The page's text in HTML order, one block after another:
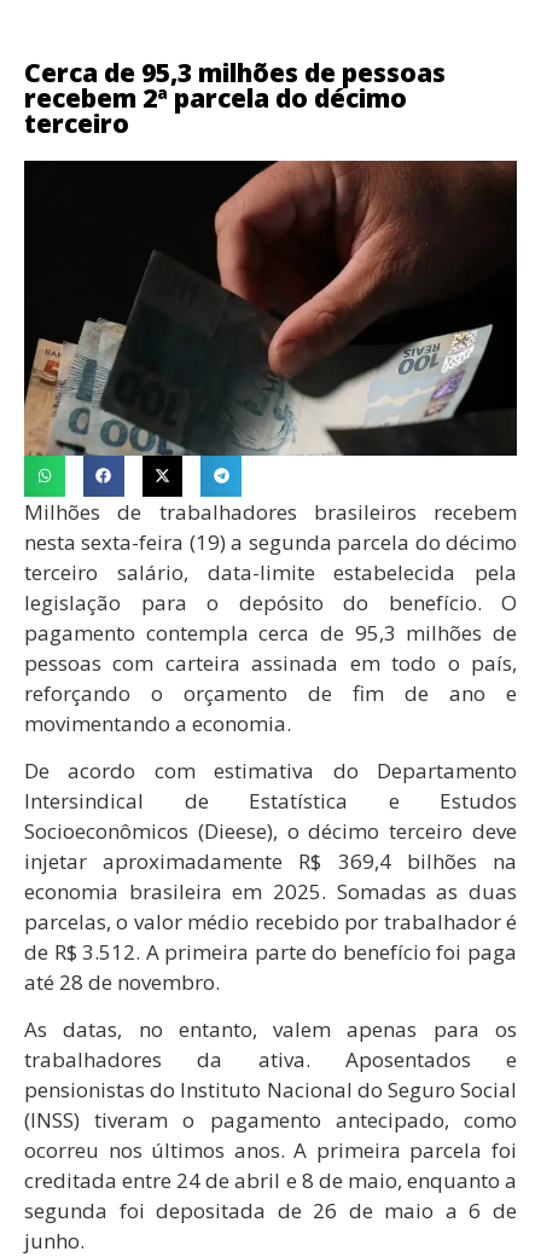
Cerca de 95,3 milhões de pessoas
recebem 2ª parcela do décimo
terceiro
Milhões de trabalhadores brasileiros recebem
nesta sexta-feira (19) a segunda parcela do décimo
terceiro salário, data-limite estabelecida pela
legislação para o depósito do benefício. O
pagamento contempla cerca de 95,3 milhões de
pessoas com carteira assinada em todo o país,
reforçando o orçamento de fim de ano e
movimentando a economia.
De acordo com estimativa do Departamento
Intersindical de Estatística e Estudos
Socioeconômicos (Dieese), o décimo terceiro deve
injetar aproximadamente R$ 369,4 bilhões na
economia brasileira em 2025. Somadas as duas
parcelas, o valor médio recebido por trabalhador é
de R$ 3.512. A primeira parte do benefício foi paga
até 28 de novembro.
As datas, no entanto, valem apenas para os
trabalhadores da ativa. Aposentados e
pensionistas do Instituto Nacional do Seguro Social
(INSS) tiveram o pagamento antecipado, como
ocorreu nos últimos anos. A primeira parcela foi
creditada entre 24 de abril e 8 de maio, enquanto a
segunda foi depositada de 26 de maio a 6 de
junho.